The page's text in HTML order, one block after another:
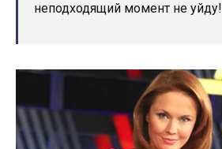
неподходящий момент не уйду!